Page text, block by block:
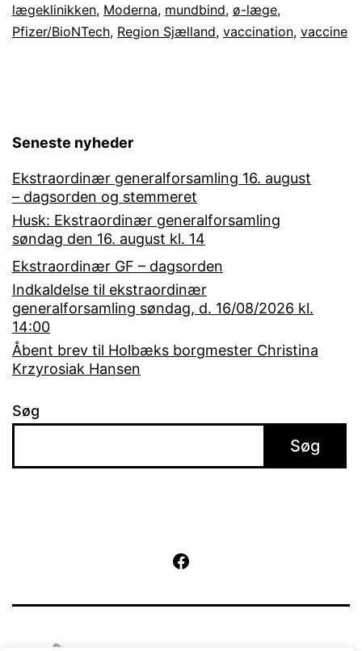
Orø
lægeklinikken, Moderna, mundbind, ø-læge,
Pfizer/BioNTech, Region Sjælland, vaccination, vaccine
Seneste nyheder
Ekstraordinær generalforsamling 16. august
– dagsorden og stemmeret
Husk: Ekstraordinær generalforsamling
søndag den 16. august kl. 14
Ekstraordinær GF – dagsorden
Indkaldelse til ekstraordinær
generalforsamling søndag, d. 16/08/2026 kl.
14:00
Åbent brev til Holbæks borgmester Christina
Krzyrosiak Hansen
Søg
Søg